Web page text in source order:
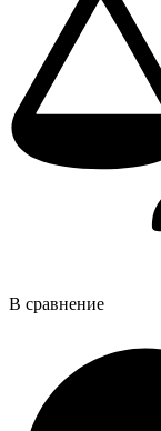
В сравнение